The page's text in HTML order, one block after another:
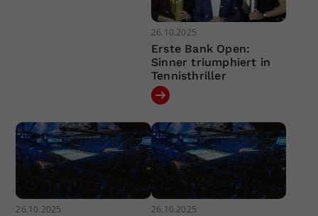
26.10.2025
Erste Bank Open:
Sinner triumphiert in
Tennisthriller
26.10.2025 26.10.2025